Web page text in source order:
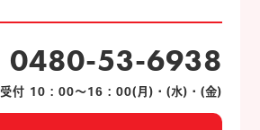
0480-53-6938
受付 10：00～16：00(月)・(水)・(金)